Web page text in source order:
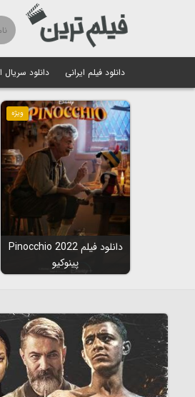
دانلود فیلم ایرانی دانلود سریال
ویژه
دانلود فیلم Pinocchio 2022
پینوکیو